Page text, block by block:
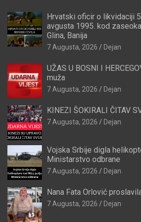
Hrvatski oficir o likvidaciji
avgusta 1995. kod
Glina, Banija
7 Augusta, 2026 Dejan
UŽAS U BOSNI I
muža
7 Augusta, 2026 Dejan
KINEZI ŠOKIRALI ČITAV
7 Augusta, 2026 Dejan
Vojska Srbije digla
Ministarstvo odbrane
7 Augusta, 2026 Dejan
Nana Fata Orlović
7 Augusta, 2026 Dejan